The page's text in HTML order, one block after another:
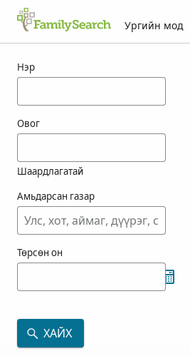
Ургийн мод
Нэр
Овог
Шаардлагатай
Амьдарсан газар
Төрсөн он
ХАЙХ